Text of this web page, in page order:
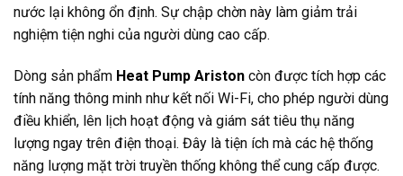
nước lại không ổn định. Sự chập chờn này làm giảm trải
nghiệm tiện nghi của người dùng cao cấp.
Dòng sản phẩm Heat Pump Ariston còn được tích hợp các
tính năng thông minh như kết nối Wi-Fi, cho phép người dùng
điều khiển, lên lịch hoạt động và giám sát tiêu thụ năng
lượng ngay trên điện thoại. Đây là tiện ích mà các hệ thống
năng lượng mặt trời truyền thống không thể cung cấp được.